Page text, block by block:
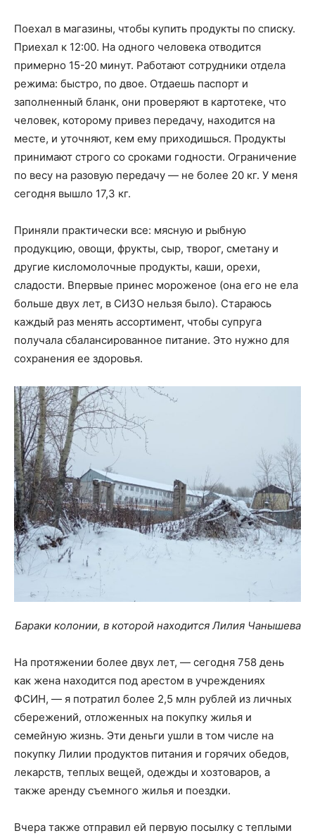
Поехал в магазины, чтобы купить продукты по списку.
Приехал к 12:00. На одного человека отводится
примерно 15-20 минут. Работают сотрудники отдела
режима: быстро, по двое. Отдаешь паспорт и
заполненный бланк, они проверяют в картотеке, что
человек, которому привез передачу, находится на
месте, и уточняют, кем ему приходишься. Продукты
принимают строго со сроками годности. Ограничение
по весу на разовую передачу — не более 20 кг. У меня
сегодня вышло 17,3 кг.
Приняли практически все: мясную и рыбную
продукцию, овощи, фрукты, сыр, творог, сметану и
другие кисломолочные продукты, каши, орехи,
сладости. Впервые принес мороженое (она его не ела
больше двух лет, в СИЗО нельзя было). Стараюсь
каждый раз менять ассортимент, чтобы супруга
получала сбалансированное питание. Это нужно для
сохранения ее здоровья.
Бараки колонии, в которой находится Лилия Чанышева
На протяжении более двух лет, — сегодня 758 день
как жена находится под арестом в учреждениях
ФСИН, — я потратил более 2,5 млн рублей из личных
сбережений, отложенных на покупку жилья и
семейную жизнь. Эти деньги ушли в том числе на
покупку Лилии продуктов питания и горячих обедов,
лекарств, теплых вещей, одежды и хозтоваров, а
также аренду съемного жилья и поездки.
Вчера также отправил ей первую посылку с теплыми